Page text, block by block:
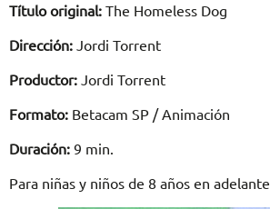
Título original: The Homeless Dog
Dirección: Jordi Torrent
Productor: Jordi Torrent
Formato: Betacam SP / Animación
Duración: 9 min.
Para niñas y niños de 8 años en adelante